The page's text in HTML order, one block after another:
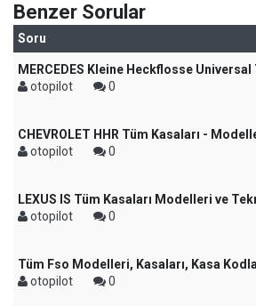
Benzer Sorular
Soru
MERCEDES Kleine Heckflosse
otopilot
0
CHEVROLET HHR Tüm Kasaları -
otopilot
0
LEXUS IS Tüm Kasaları Modelleri ve
otopilot
0
Tüm Fso Modelleri, Kasaları, Kasa
otopilot
0